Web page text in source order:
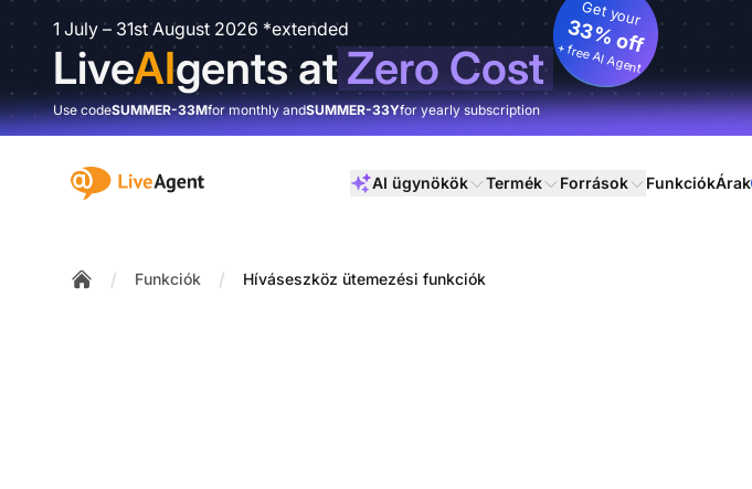
1 July – 31st August 2026 *extended
LiveAIgents atZero Cost
Get your
33% off
+ free AI Agent
Use codeSUMMER-33Mfor monthly andSUMMER-33Yfor yearly subscription
:site.title AI ügynökök Termék Források FunkciókÁrak
/ Funkciók / Híváseszköz ütemezési funkciók